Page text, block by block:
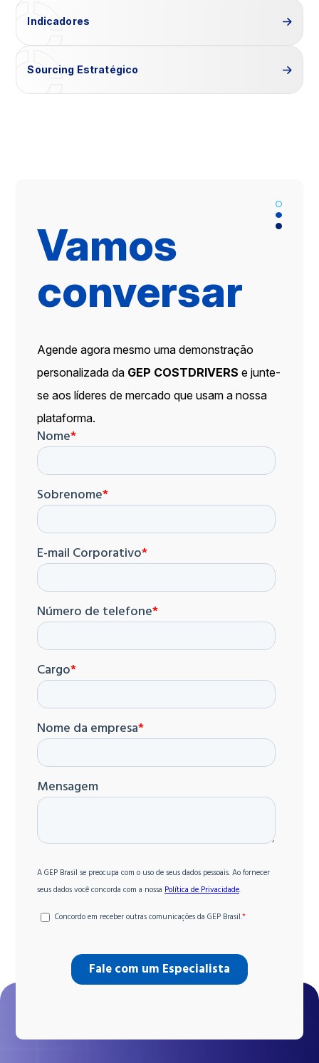
Indicadores
Sourcing Estratégico
Vamos
conversar
Agende agora mesmo uma demonstração
personalizada da GEP COSTDRIVERS e junte-
se aos líderes de mercado que usam a nossa
plataforma.